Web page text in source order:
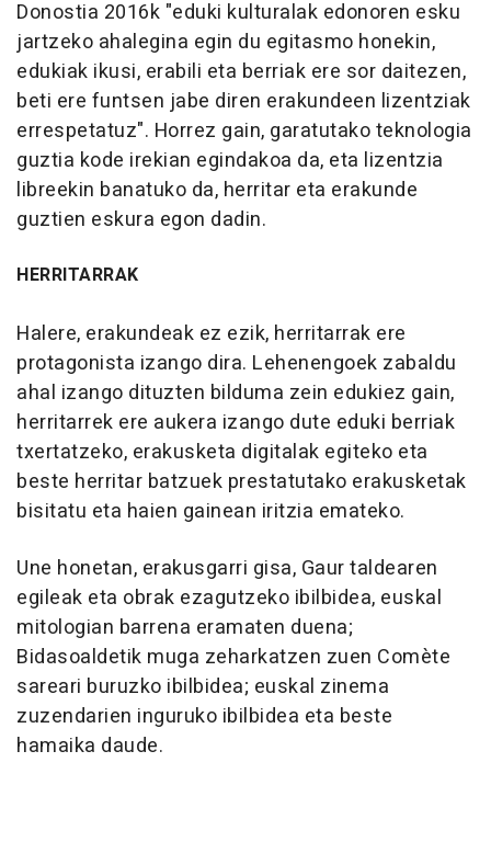
Donostia 2016k "eduki kulturalak edonoren esku
jartzeko ahalegina egin du egitasmo honekin,
edukiak ikusi, erabili eta berriak ere sor daitezen,
beti ere funtsen jabe diren erakundeen lizentziak
errespetatuz". Horrez gain, garatutako teknologia
guztia kode irekian egindakoa da, eta lizentzia
libreekin banatuko da, herritar eta erakunde
guztien eskura egon dadin.
HERRITARRAK
Halere, erakundeak ez ezik, herritarrak ere
protagonista izango dira. Lehenengoek zabaldu
ahal izango dituzten bilduma zein edukiez gain,
herritarrek ere aukera izango dute eduki berriak
txertatzeko, erakusketa digitalak egiteko eta
beste herritar batzuek prestatutako erakusketak
bisitatu eta haien gainean iritzia emateko.
Une honetan, erakusgarri gisa, Gaur taldearen
egileak eta obrak ezagutzeko ibilbidea, euskal
mitologian barrena eramaten duena;
Bidasoaldetik muga zeharkatzen zuen Comète
sareari buruzko ibilbidea; euskal zinema
zuzendarien inguruko ibilbidea eta beste
hamaika daude.